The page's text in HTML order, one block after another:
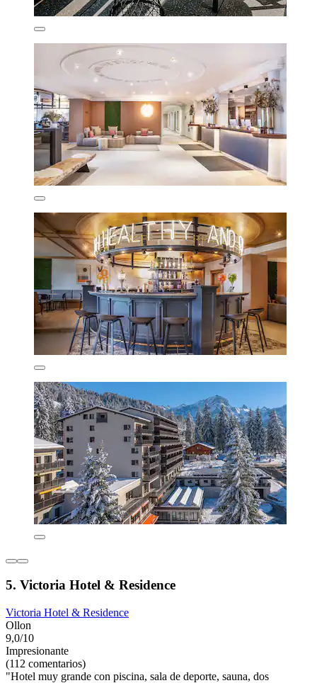
5. Victoria Hotel & Residence
Victoria Hotel & Residence
Ollon
9,0/10
Impresionante
(112 comentarios)
"Hotel muy grande con piscina, sala de deporte, sauna, dos